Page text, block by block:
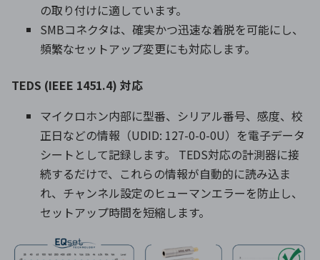
の取り付けに適しています。
SMBコネクタは、確実かつ迅速な着脱を可能にし、
頻繁なセットアップ変更にも対応します。
TEDS (IEEE 1451.4) 対応
マイクロホン内部に型番、シリアル番号、感度、校
正日などの情報（UDID: 127-0-0-0U）を電子データ
シートとして記録します。 TEDS対応の計測器に接
続するだけで、これらの情報が自動的に読み込ま
れ、チャンネル設定のヒューマンエラーを防止し、
セットアップ時間を短縮します。